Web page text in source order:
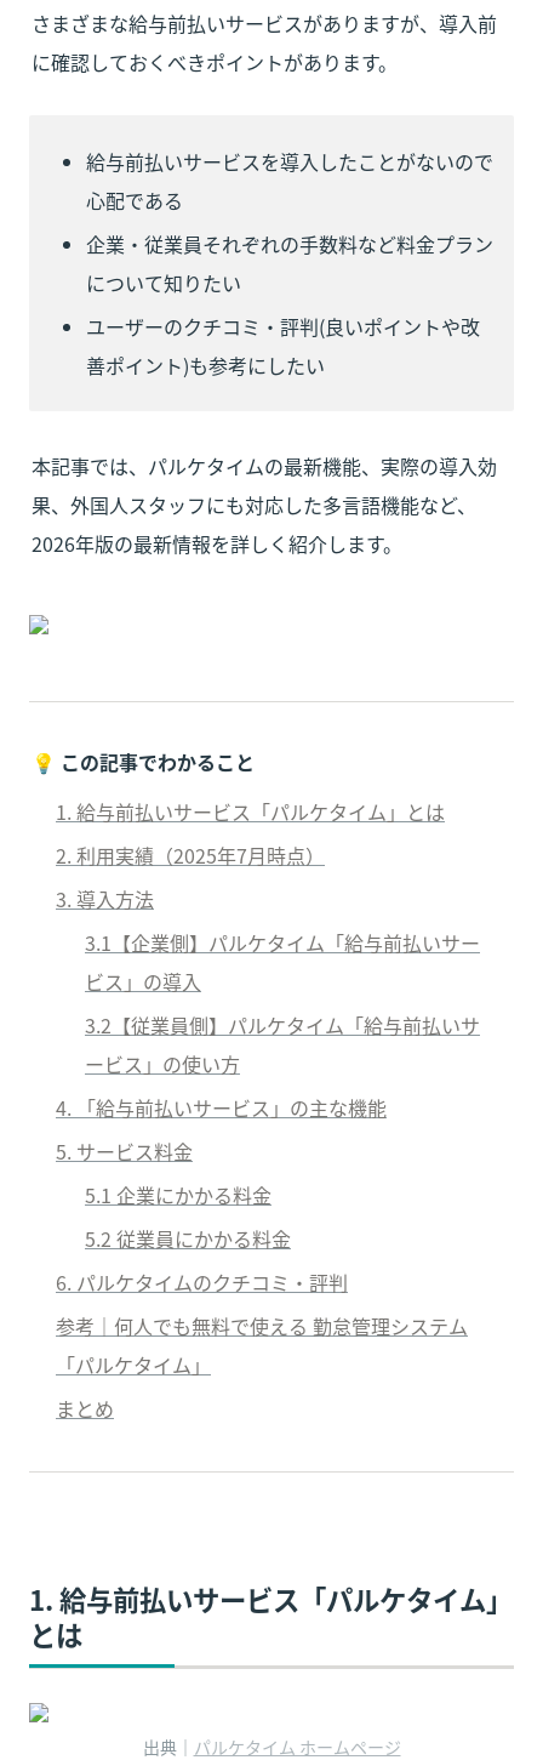
さまざまな給与前払いサービスがありますが、導入前
に確認しておくべきポイントがあります。
給与前払いサービスを導入したことがないので
心配である
企業・従業員それぞれの手数料など料金プラン
について知りたい
ユーザーのクチコミ・評判(良いポイントや改
善ポイント)も参考にしたい
本記事では、パルケタイムの最新機能、実際の導入効
果、外国人スタッフにも対応した多言語機能など、
2026年版の最新情報を詳しく紹介します。
💡 この記事でわかること
1. 給与前払いサービス 「パルケタイム」とは
2. 利用実績（2025年7月時点）
3. 導入方法
3.1【企業側】パルケタイム「給与前払いサー
ビス」の導入
3.2【従業員側】パルケタイム「給与前払いサ
ービス」の使い方
4.
「給与前払いサービス」 の主な機能
5. サービス料金
5.1 企業にかかる料金
5.2 従業員にかかる料金
6. パルケタイムのクチコミ・評判
参考｜何人でも無料で使える 勤怠管理システム
「パルケタイム」
まとめ
1. 給与前払いサービス 「パルケタイム」
とは
出典｜ パルケタイム ホームページ